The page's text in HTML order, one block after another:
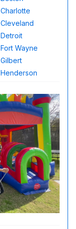
Charlotte
Cleveland
Detroit
Fort Wayne
Gilbert
Henderson